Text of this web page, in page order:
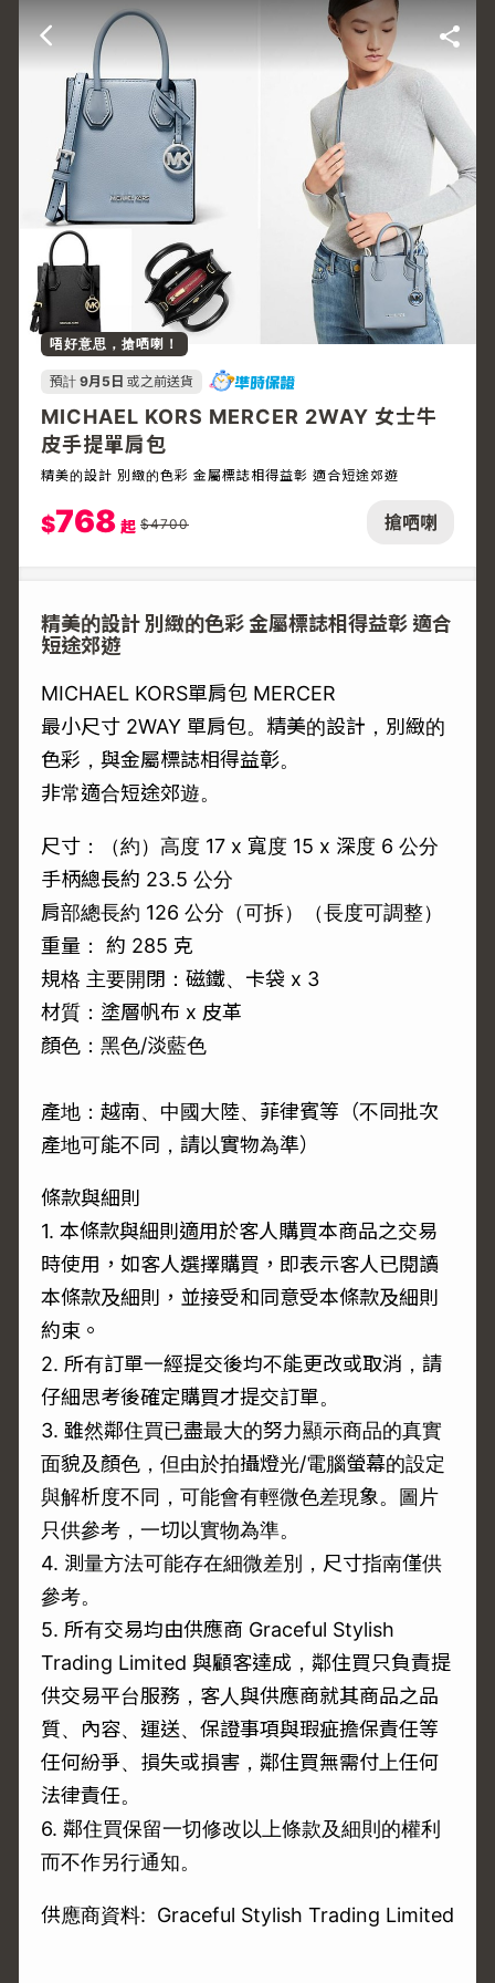
搶哂喇
唔好意思，搶哂喇！
預計 9月5日 或之前送貨
MICHAEL KORS MERCER 2WAY 女士牛
皮手提單肩包
精美的設計 別緻的色彩 金屬標誌相得益彰 適合短途郊遊
$768 起 $4700
精美的設計 別緻的色彩 金屬標誌相得益彰 適合
短途郊遊
MICHAEL KORS單肩包 MERCER
最小尺寸 2WAY 單肩包。精美的設計，別緻的
色彩，與金屬標誌相得益彰。
非常適合短途郊遊。
尺寸：（約）高度 17 x 寬度 15 x 深度 6 公分
手柄總長約 23.5 公分
肩部總長約 126 公分（可拆）（長度可調整）
重量： 約 285 克
規格 主要開閉：磁鐵、卡袋 x 3
材質：塗層帆布 x 皮革
顏色：黑色/淡藍色
產地：越南、中國大陸、菲律賓等（不同批次
產地可能不同，請以實物為準）
條款與細則
1. 本條款與細則適用於客人購買本商品之交易
時使用，如客人選擇購買，即表示客人已閱讀
本條款及細則，並接受和同意受本條款及細則
約束。
2. 所有訂單一經提交後均不能更改或取消，請
仔細思考後確定購買才提交訂單。
3. 雖然鄰住買已盡最大的努力顯示商品的真實
面貌及顏色，但由於拍攝燈光/電腦螢幕的設定
與解析度不同，可能會有輕微色差現象。圖片
只供參考，一切以實物為準。
4. 測量方法可能存在細微差別，尺寸指南僅供
參考。
5. 所有交易均由供應商 Graceful Stylish
Trading Limited 與顧客達成，鄰住買只負責提
供交易平台服務，客人與供應商就其商品之品
質、內容、運送、保證事項與瑕疵擔保責任等
任何紛爭、損失或損害，鄰住買無需付上任何
法律責任。
6. 鄰住買保留一切修改以上條款及細則的權利
而不作另行通知。
供應商資料: Graceful Stylish Trading Limited